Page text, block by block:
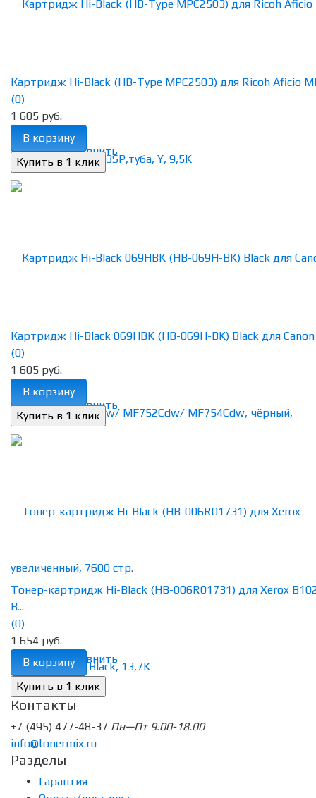
избранное сравнить
Картридж Hi-Black (HB-Type MPC2503) для Ricoh Aficio
(0)
1 605 руб.
В корзину
избранное сравнить
Картридж Hi-Black 069HBK (HB-069H-BK) Black для Canon
(0)
1 605 руб.
В корзину
избранное сравнить
Тонер-картридж Hi-Black (HB-006R01731) для Xerox
B...
(0)
1 654 руб.
В корзину
Контакты
+7 (495) 477-48-37 Пн—Пт 9.00-18.00
info@tonermix.ru
Разделы
Гарантия